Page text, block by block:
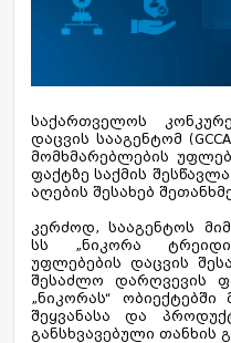
საქართველოს
დაცვის სააგენტომ
მომხმარებლების
ფაქტზე საქმის
აღების შესახებ
კერძოდ, სააგენტოს
სს „ნიკორა
უფლებების დაცვის
შესაძლო დარღვევის
„ნიკორას“
შეყვანასა და
განსხვავებული თანხის